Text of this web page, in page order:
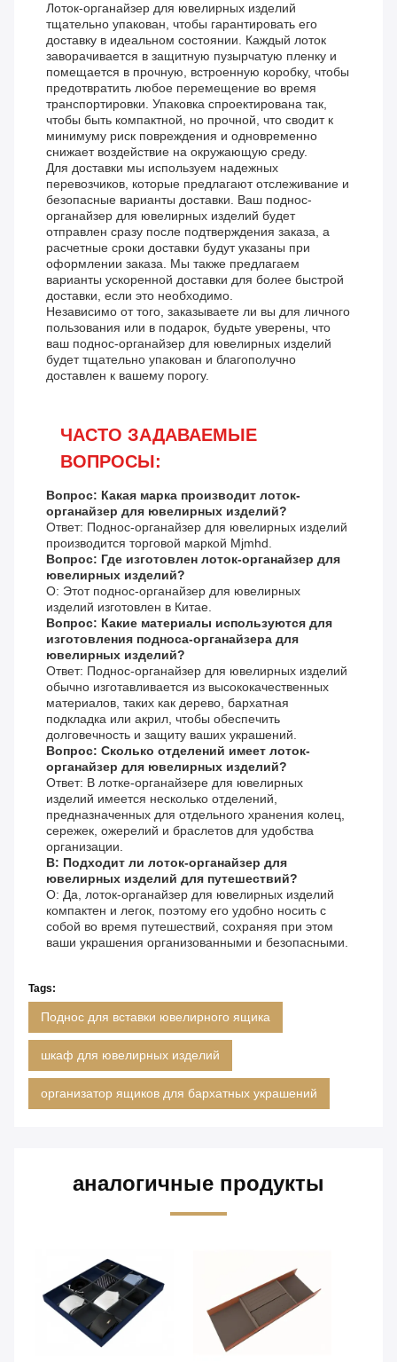
Лоток-органайзер для ювелирных изделий
тщательно упакован, чтобы гарантировать его
доставку в идеальном состоянии. Каждый лоток
заворачивается в защитную пузырчатую пленку и
помещается в прочную, встроенную коробку, чтобы
предотвратить любое перемещение во время
транспортировки. Упаковка спроектирована так,
чтобы быть компактной, но прочной, что сводит к
минимуму риск повреждения и одновременно
снижает воздействие на окружающую среду.
Для доставки мы используем надежных
перевозчиков, которые предлагают отслеживание и
безопасные варианты доставки. Ваш поднос-
органайзер для ювелирных изделий будет
отправлен сразу после подтверждения заказа, а
расчетные сроки доставки будут указаны при
оформлении заказа. Мы также предлагаем
варианты ускоренной доставки для более быстрой
доставки, если это необходимо.
Независимо от того, заказываете ли вы для личного
пользования или в подарок, будьте уверены, что
ваш поднос-органайзер для ювелирных изделий
будет тщательно упакован и благополучно
доставлен к вашему порогу.
ЧАСТО ЗАДАВАЕМЫЕ
ВОПРОСЫ:
Вопрос: Какая марка производит лоток-
органайзер для ювелирных изделий?
Ответ: Поднос-органайзер для ювелирных изделий
производится торговой маркой Mjmhd.
Вопрос: Где изготовлен лоток-органайзер для
ювелирных изделий?
О: Этот поднос-органайзер для ювелирных
изделий изготовлен в Китае.
Вопрос: Какие материалы используются для
изготовления подноса-органайзера для
ювелирных изделий?
Ответ: Поднос-органайзер для ювелирных изделий
обычно изготавливается из высококачественных
материалов, таких как дерево, бархатная
подкладка или акрил, чтобы обеспечить
долговечность и защиту ваших украшений.
Вопрос: Сколько отделений имеет лоток-
органайзер для ювелирных изделий?
Ответ: В лотке-органайзере для ювелирных
изделий имеется несколько отделений,
предназначенных для отдельного хранения колец,
сережек, ожерелий и браслетов для удобства
организации.
В: Подходит ли лоток-органайзер для
ювелирных изделий для путешествий?
О: Да, лоток-органайзер для ювелирных изделий
компактен и легок, поэтому его удобно носить с
собой во время путешествий, сохраняя при этом
ваши украшения организованными и безопасными.
Tags:
Поднос для вставки ювелирного ящика
шкаф для ювелирных изделий
организатор ящиков для бархатных украшений
аналогичные продукты